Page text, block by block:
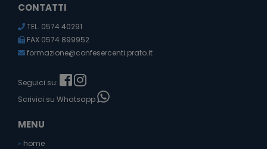
CONTATTI
TEL. 0574 40291
FAX 0574 899952
formazione@confesercenti.prato.it
Seguici su:
Scrivici su Whatsapp
MENU
» home